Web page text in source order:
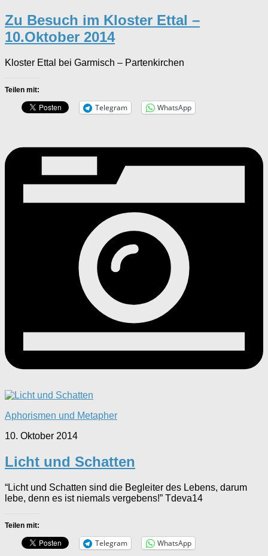
Zu Besuch im Kloster Ettal –
10.Oktober 2014
Kloster Ettal bei Garmisch – Partenkirchen
Teilen mit:
Telegram WhatsApp
Aphorismen und Metapher
10. Oktober 2014
Licht und Schatten
“Licht und Schatten sind die Begleiter des Lebens, darum
lebe, denn es ist niemals vergebens!” Tdeva14
Teilen mit:
Telegram WhatsApp